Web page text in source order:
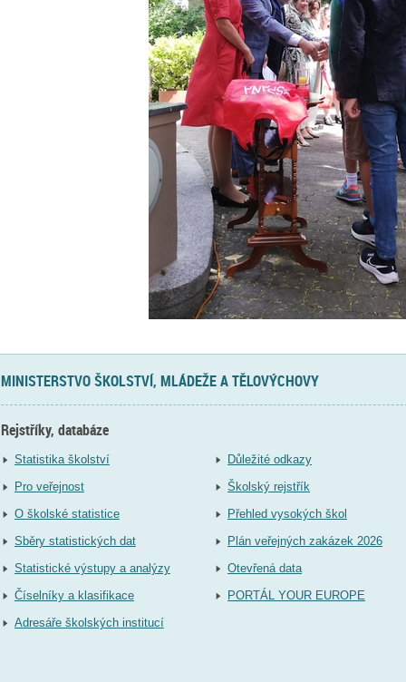
MINISTERSTVO ŠKOLSTVÍ, MLÁDEŽE A TĚLOVÝCHOVY
Rejstříky, databáze
Statistika školství
Pro veřejnost
O školské statistice
Sběry statistických dat
Statistické výstupy a analýzy
Číselníky a klasifikace
Adresáře školských institucí
Důležité odkazy
Školský rejstřík
Přehled vysokých škol
Plán veřejných zakázek 2026
Otevřená data
PORTÁL YOUR EUROPE